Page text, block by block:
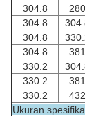
304.8
280
304.8
304.8
304.8
381
330.2
330.2
381
330.2
432
Ukuran